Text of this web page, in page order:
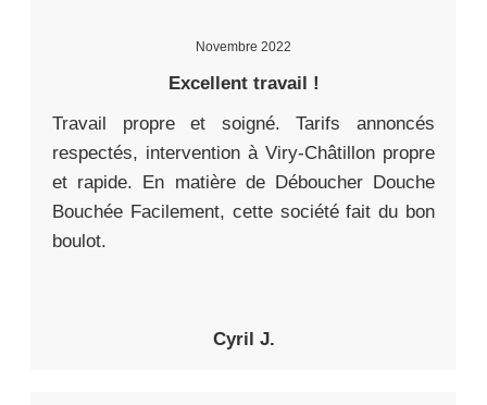
Novembre 2022
Excellent travail !
Travail propre et soigné. Tarifs annoncés
respectés, intervention à Viry-Châtillon propre
et rapide. En matière de Déboucher Douche
Bouchée Facilement, cette société fait du bon
boulot.
Cyril J.